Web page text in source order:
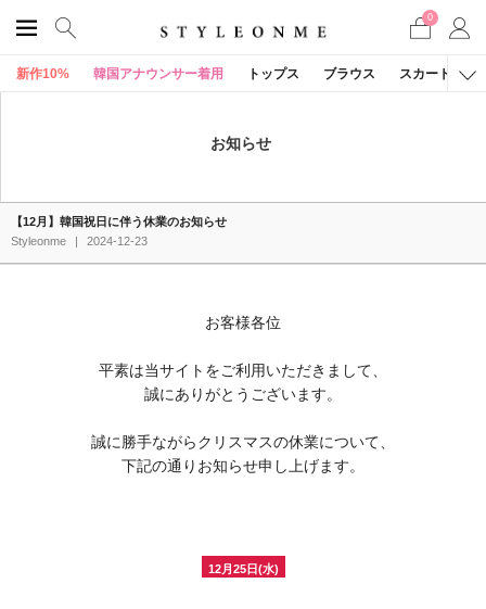
0
新作10% 韓国アナウンサー着用 トップス ブラウス スカート
お知らせ
【12月】韓国祝日に伴う休業のお知らせ
Styleonme
| 2024-12-23
お客様各位
平素は当サイトをご利用いただきまして、
誠にありがとうございます。
誠に勝手ながらクリスマスの休業について、
下記の通りお知らせ申し上げます。
12月25日(水)